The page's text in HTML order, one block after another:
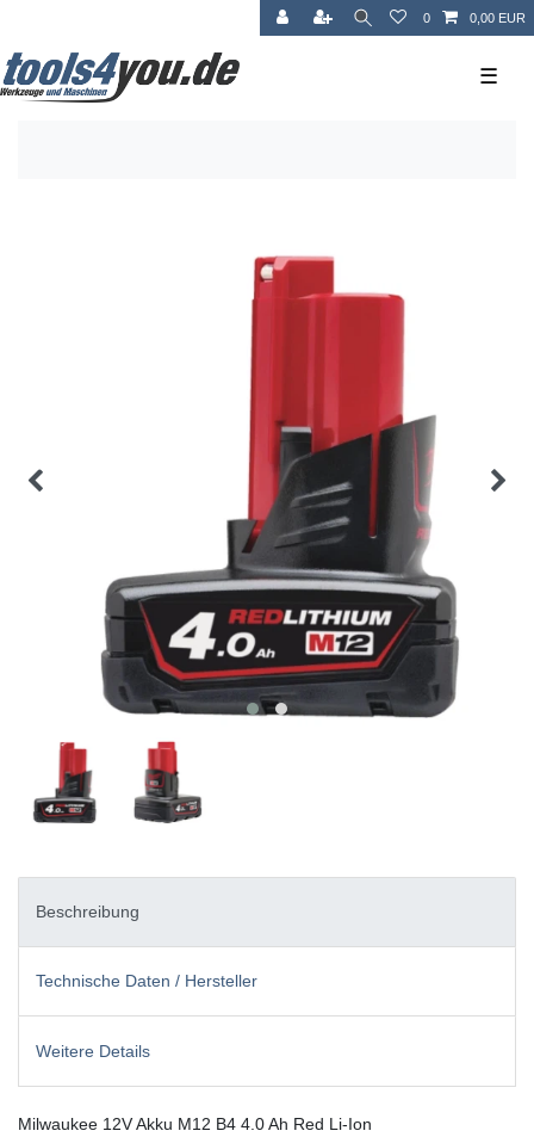
0 0,00 EUR
☰
Beschreibung
Technische Daten / Hersteller
Weitere Details
Milwaukee 12V Akku M12 B4 4.0 Ah Red Li-Ion